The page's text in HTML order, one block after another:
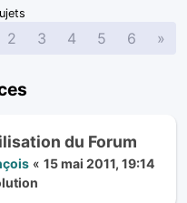
2 3 4 5 6 »
du Forum
« 15 mai 2011, 19:14